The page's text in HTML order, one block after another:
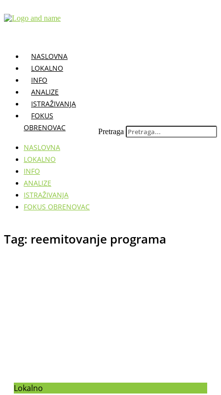
na
NASLOVNA
LOKALNO
INFO
ANALIZE
ISTRAŽIVANJA
FOKUS
OBRENOVAC
NASLOVNA
LOKALNO
INFO
ANALIZE
ISTRAŽIVANJA
FOKUS OBRENOVAC
Pretraga
Tag: reemitovanje programa
Lokalno